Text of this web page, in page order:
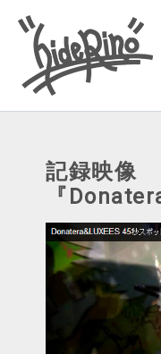
記録映像
『